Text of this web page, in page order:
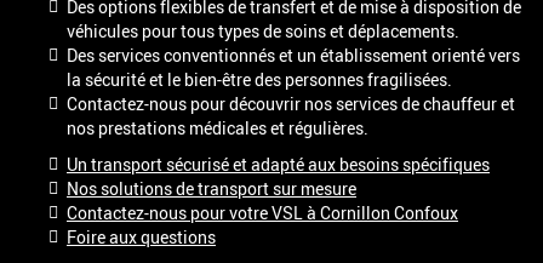
Des options flexibles de transfert et de mise à disposition de
véhicules pour tous types de soins et déplacements.
Des services conventionnés et un établissement orienté vers
la sécurité et le bien-être des personnes fragilisées.
Contactez-nous pour découvrir nos services de chauffeur et
nos prestations médicales et régulières.
Un transport sécurisé et adapté aux besoins spécifiques
Nos solutions de transport sur mesure
Contactez-nous pour votre VSL à Cornillon Confoux
Foire aux questions